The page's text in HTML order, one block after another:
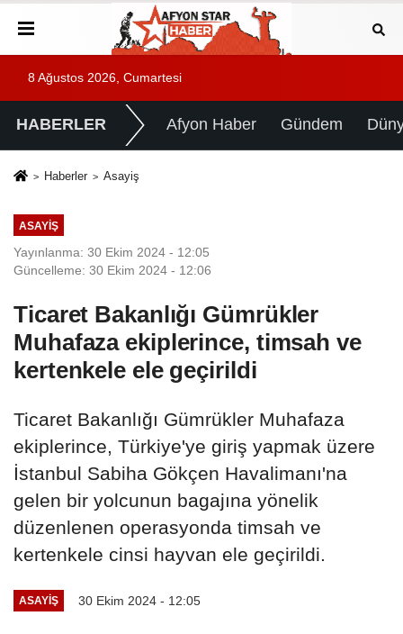
8 Ağustos 2026, Cumartesi
HABERLER Afyon Haber Gündem
Haberler Asayiş
ASAYIŞ
Yayınlanma: 30 Ekim 2024 - 12:05
Güncelleme: 30 Ekim 2024 - 12:06
Ticaret Bakanlığı Gümrükler
Muhafaza ekiplerince, timsah ve
kertenkele ele geçirildi
Ticaret Bakanlığı Gümrükler Muhafaza
ekiplerince, Türkiye'ye giriş yapmak üzere
İstanbul Sabiha Gökçen Havalimanı'na
gelen bir yolcunun bagajına yönelik
düzenlenen operasyonda timsah ve
kertenkele cinsi hayvan ele geçirildi.
ASAYIŞ 30 Ekim 2024 - 12:05